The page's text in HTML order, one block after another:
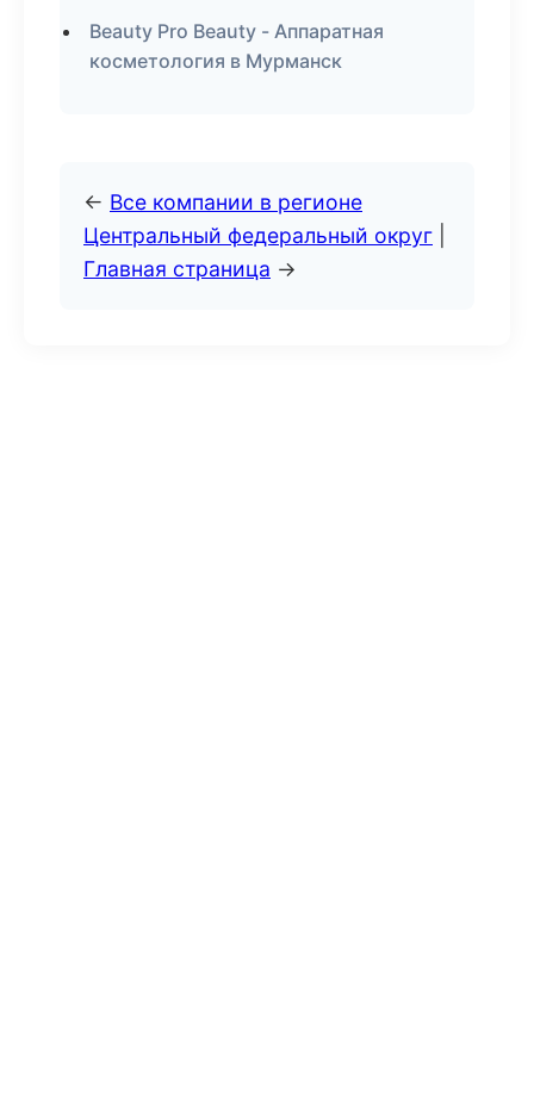
Beauty Pro Beauty - Аппаратная
косметология в Мурманск
← Все компании в регионе
Центральный федеральный округ
Главная страница →